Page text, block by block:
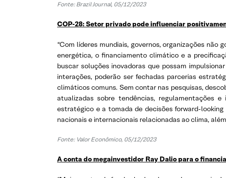
Fonte: Brazil Journal, 05/12/2023
COP-28: Setor privado pode influenciar
“Com líderes mundiais, governos, organizações
energética, o financiamento climático e a
buscar soluções inovadoras que possam
interações, poderão ser fechadas parcerias
climáticos comuns. Sem contar nas pesquisas,
atualizadas sobre tendências, regulamentações
estratégico e a tomada de decisões forward-
nacionais e internacionais relacionadas ao clima,
Fonte: Valor Econômico, 05/12/2023
A conta do megainvestidor Ray Dalio para o